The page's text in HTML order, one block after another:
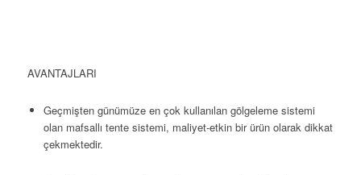
AVANTAJLARI
Geçmişten günümüze en çok kullanılan gölgeleme sistemi
olan mafsallı tente sistemi, maliyet-etkin bir ürün olarak dikkat
çekmektedir.